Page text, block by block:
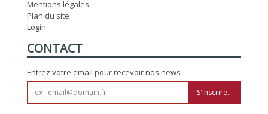
Mentions légales
Plan du site
Login
CONTACT
Entrez votre email pour recevoir nos news
S'inscrire...